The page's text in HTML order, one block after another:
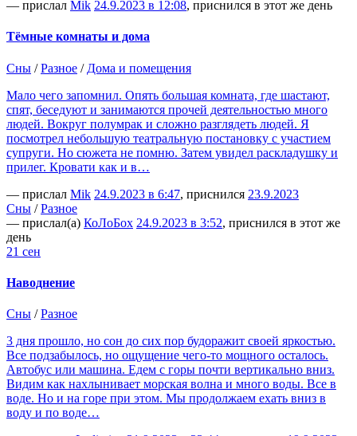
— прислал Mik 24.9.2023 в 12:08, приснился в этот же день
Тёмные комнаты и дома
Сны /Разное / Дома и помещения
Мало чего запомнил. Опять большая комната, где шастают,
спят, беседуют и занимаются прочей деятельностью много
людей. Вокруг полумрак и сложно разглядеть людей. Я
посмотрел небольшую театральную постановку с участием
супруги. Но сюжета не помню. Затем увидел раскладушку и
прилег. Кровати как и в…
— прислал Mik 24.9.2023 в 6:47, приснился 23.9.2023
Сны /Разное
— прислал(а) КоЛоБох 24.9.2023 в 3:52, приснился в этот же
день
21 сен
Наводнение
Сны /Разное
3 дня прошло, но сон до сих пор будоражит своей яркостью.
Все подзабылось, но ощущение чего-то мощного осталось.
Автобус или машина. Едем с горы почти вертикально вниз.
Видим как нахлынивает морская волна и много воды. Все в
воде. Но и на горе при этом. Мы продолжаем ехать вниз в
воду и по воде…